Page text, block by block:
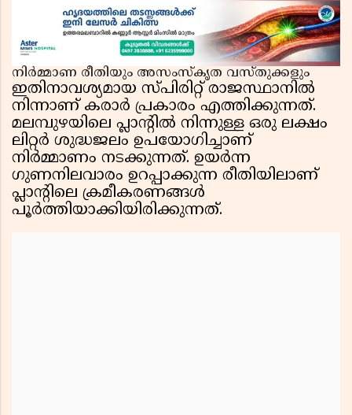
നിർമ്മാണ രീതിയും അസംസ്‌കൃത വസ്തുക്കളും
ഇതിനാവശ്യമായ സ്‌പിരിറ്റ് രാജസ്ഥാനിൽ
നിന്നാണ് കരാർ പ്രകാരം എത്തിക്കുന്നത്.
മലമ്പുഴയിലെ പ്ലാൻ്റിൽ നിന്നുള്ള ഒരു ലക്ഷം
ലിറ്റർ ശുദ്ധജലം ഉപയോഗിച്ചാണ്
നിർമ്മാണം നടക്കുന്നത്. ഉയർന്ന
ഗുണനിലവാരം ഉറപ്പാക്കുന്ന രീതിയിലാണ്
പ്ലാൻ്റിലെ ക്രമീകരണങ്ങൾ
പൂർത്തിയാക്കിയിരിക്കുന്നത്.